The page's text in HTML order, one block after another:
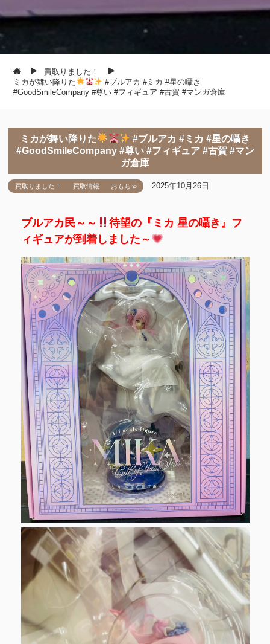
買取りました！
ミカが舞い降りた
#ブルアカ #ミカ #星の囁き
#GoodSmileCompany #尊い #フィギュア #古賀 #マンガ倉庫
ミカが舞い降りた
#ブルアカ #ミカ #星の囁き
#GoodSmileCompany #尊い #フィギュア #古賀 #マン
ガ倉庫
買取りました！ 買取情報 おもちゃ 2025年10月26日
ブルアカ民～～
待望の『ミカ 星の囁き』フ
ィギュアが到着しました～